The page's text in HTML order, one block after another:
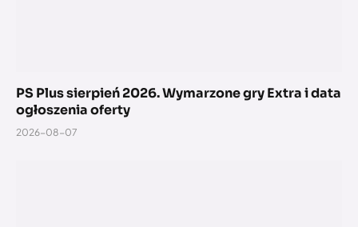
PS Plus sierpień 2026. Wymarzone gry Extra i data
ogłoszenia oferty
2026-08-07